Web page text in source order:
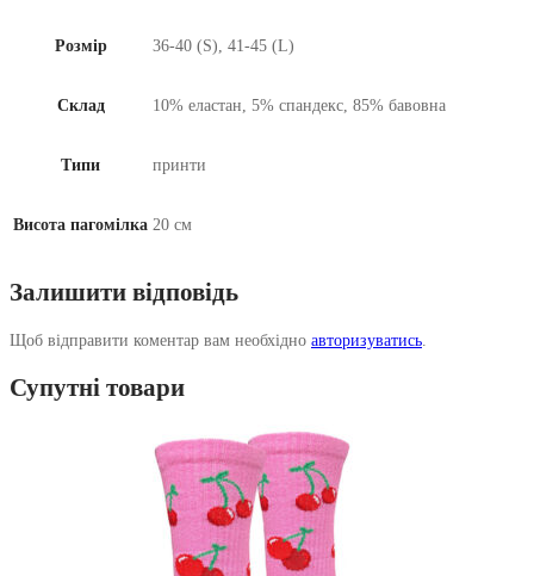
Розмір 36-40 (S), 41-45 (L)
Склад 10% еластан, 5% спандекс, 85% бавовна
Типи принти
Висота пагомілка 20 см
Залишити відповідь
Щоб відправити коментар вам необхідно авторизуватись
Супутні товари